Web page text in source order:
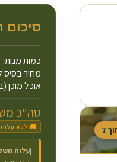
7
כמות מנות:
מחיר בסיס
אוכל מוכן
סה"כ
🚚 ללא
ℹ️עלות